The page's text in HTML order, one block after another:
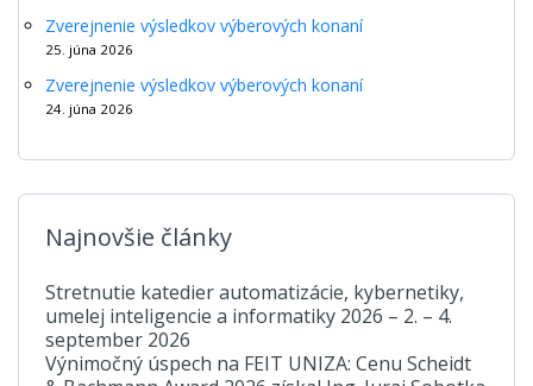
Zverejnenie výsledkov výberových konaní
25. júna 2026
Zverejnenie výsledkov výberových konaní
24. júna 2026
Najnovšie články
Stretnutie katedier automatizácie, kybernetiky,
umelej inteligencie a informatiky 2026 – 2. – 4.
september 2026
Výnimočný úspech na FEIT UNIZA: Cenu Scheidt